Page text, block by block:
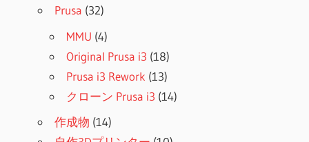
Prusa (32)
MMU (4)
Original Prusa i3 (18)
Prusa i3 Rework (13)
クローン Prusa i3 (14)
作成物 (14)